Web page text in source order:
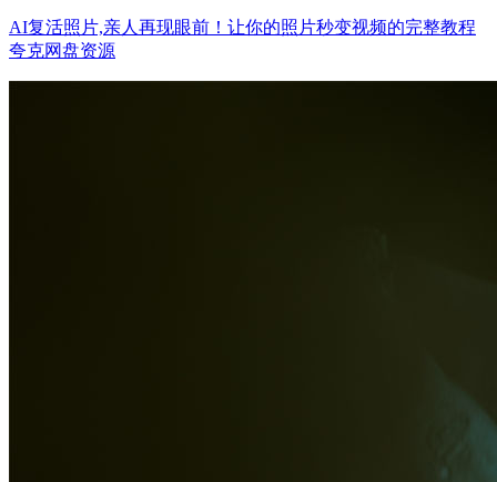
AI复活照片,亲人再现眼前！让你的照片秒变视频的完整教程
夸克网盘资源